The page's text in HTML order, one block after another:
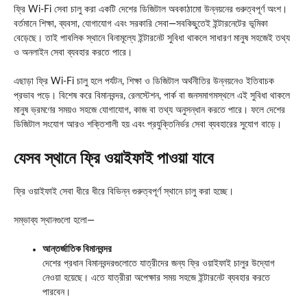
ফ্রি Wi-Fi সেবা চালু করা একটি দেশের ডিজিটাল অবকাঠামো উন্নয়নের গুরুত্বপূর্ণ অংশ।
বর্তমানে শিক্ষা, ব্যবসা, যোগাযোগ এবং সরকারি সেবা—সবকিছুতেই ইন্টারনেটের ভূমিকা
বেড়েছে। তাই পাবলিক স্থানে বিনামূল্যে ইন্টারনেট সুবিধা থাকলে সাধারণ মানুষ সহজেই তথ্য
ও অনলাইন সেবা ব্যবহার করতে পারে।
এছাড়া ফ্রি Wi-Fi চালু হলে পর্যটন, শিক্ষা ও ডিজিটাল অর্থনীতির উন্নয়নেও ইতিবাচক
প্রভাব পড়ে। বিশেষ করে বিমানবন্দর, রেলস্টেশন, পার্ক বা জনসমাগমস্থলে এই সুবিধা থাকলে
মানুষ ভ্রমণের সময়ও সহজে যোগাযোগ, কাজ বা তথ্য অনুসন্ধান করতে পারে। ফলে দেশের
ডিজিটাল সংযোগ আরও শক্তিশালী হয় এবং প্রযুক্তিনির্ভর সেবা ব্যবহারের সুযোগ বাড়ে।
যেসব স্থানে ফ্রি ওয়াইফাই পাওয়া যাবে
ফ্রি ওয়াইফাই সেবা ধীরে ধীরে বিভিন্ন গুরুত্বপূর্ণ স্থানে চালু করা হচ্ছে।
সম্ভাব্য স্থানগুলো হলো—
আন্তর্জাতিক বিমানবন্দর
দেশের প্রধান বিমানবন্দরগুলোতে যাত্রীদের জন্য ফ্রি ওয়াইফাই চালুর উদ্যোগ
নেওয়া হয়েছে। এতে যাত্রীরা অপেক্ষার সময় সহজে ইন্টারনেট ব্যবহার করতে
পারবেন।